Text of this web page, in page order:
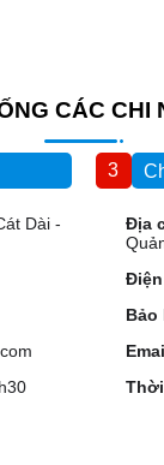
CÁC CHI
Dài -
3
Địa
Bảo